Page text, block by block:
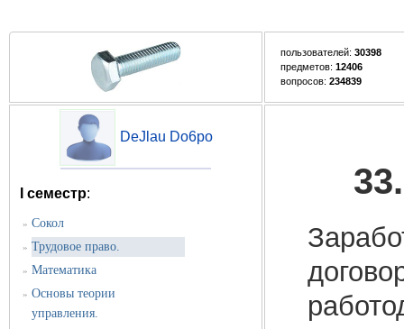
пользователей: 30398
предметов: 12406
вопросов: 234839
DeJlau Do6po
I семестр:
» Сокол
» Трудовое право.
» Математика
» Основы теории
управления.